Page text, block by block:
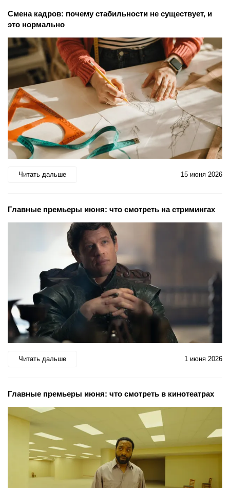
Смена кадров: почему стабильности не существует, и
это нормально
Читать дальше 15 июня 2026
Главные премьеры июня: что смотреть на стримингах
Читать дальше 1 июня 2026
Главные премьеры июня: что смотреть в кинотеатрах